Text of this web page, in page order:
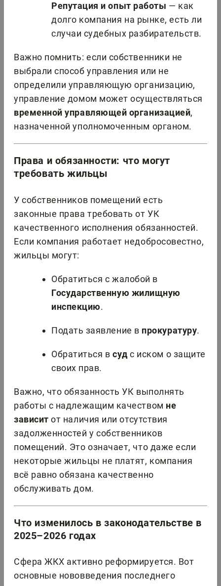
Репутация и опыт работы — как
долго компания на рынке, есть ли
случаи судебных разбирательств.
Важно помнить: если собственники не
выбрали способ управления или не
определили управляющую организацию,
управление домом может осуществляться
временной управляющей организацией,
назначенной уполномоченным органом.
Права и обязанности: что могут
требовать жильцы
У собственников помещений есть
законные права требовать от УК
качественного исполнения обязанностей.
Если компания работает недобросовестно,
жильцы могут:
Обратиться с жалобой в
Государственную жилищную
инспекцию.
Подать заявление в прокуратуру.
Обратиться всуд с иском о защите
своих прав.
Важно, что обязанность УК выполнять
работы с надлежащим качеством не
зависит от наличия или отсутствия
задолженностей у собственников
помещений. Это означает, что даже если
некоторые жильцы не платят, компания
всё равно обязана качественно
обслуживать дом.
Что изменилось в законодательстве в
2025–2026 годах
Сфера ЖКХ активно реформируется. Вот
основные нововведения последнего